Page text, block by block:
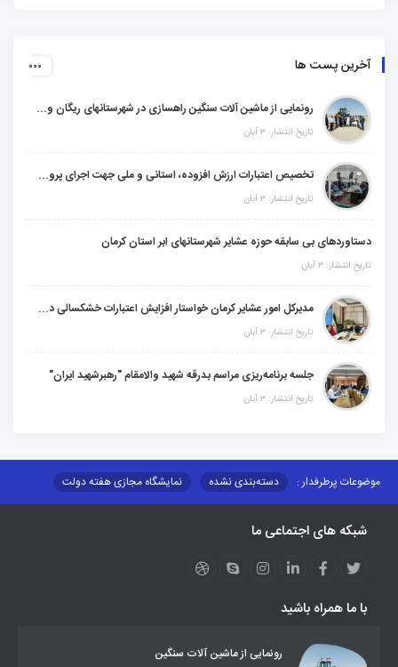
آخرین پست ها
رونمایی از ماشین آلات سنگین راهسازی در شهرستانهای ریگان و گنبکی
تاریخ انتشار: ۳ آبان
تخصیص اعتبارات ارزش افزوده، استانی و ملی جهت اجرای پروژه‌های عمرانی در شهرستان گنبکی
تاریخ انتشار: ۳ آبان
دستاوردهای بی سابقه حوزه عشایر شهرستانهای ابر استان کرمان
تاریخ انتشار: ۳ آبان
مدیرکل امور عشایر کرمان خواستار افزایش اعتبارات خشکسالی در سال جدید شد
تاریخ انتشار: ۳ آبان
جلسه برنامه‌ریزی مراسم بدرقه شهید والامقام "رهبرشهید ایران"
تاریخ انتشار: ۳ آبان
موضوعات پرطرفدار : دسته‌بندی نشده
نمایشگاه مجازی هفته دولت
مزایدات و مناقصات
محتوای کانون توسعه
عملکردها
عشایر استان
طرح و برنامه
روند ساماندهی عشایر داوطلب اسکان
تشکیلات اداری
شبکه های اجتماعی ما
با ما همراه باشید
رونمایی از ماشین آلات سنگین